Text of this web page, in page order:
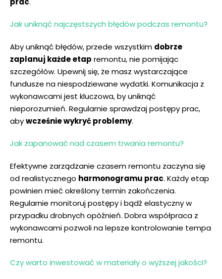
Jak ⁤uniknąć najczęstszych błędów ‌podczas ⁤remontu?
Aby uniknąć ⁤błędów, przede wszystkim dobrze
zaplanuj każde etap remontu, nie ⁢pomijając
szczegółów. Upewnij się,‍ że masz wystarczające
fundusze na niespodziewane wydatki. ⁣Komunikacja z
wykonawcami jest kluczowa, by uniknąć⁤
nieporozumień. ‌Regularnie sprawdzaj ‌postępy prac,
abywcześnie wykryć problemy.
Jak ‍zapanować nad czasem trwania ‌remontu?
Efektywne zarządzanie czasem‍ remontu zaczyna⁣ się
od realistycznego harmonogramu prac. Każdy etap
powinien ⁤mieć⁣ określony termin zakończenia.
Regularnie monitoruj ⁤postępy ⁣i bądź⁤ elastyczny⁢ w
przypadku drobnych opóźnień. Dobra współpraca​ z‍
wykonawcami pozwoli‌ na ⁤lepsze⁢ kontrolowanie tempa
⁣remontu.
Czy warto inwestować w⁤ materiały o ​wyższej jakości?